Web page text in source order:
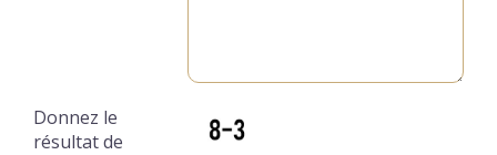
Donnez le
résultat de